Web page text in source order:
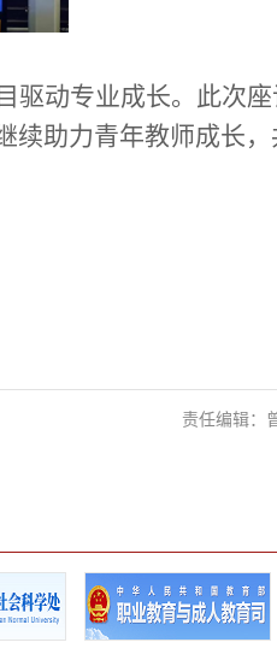
驱动专业成长。此次
续助力青年教师成长
责任编辑：